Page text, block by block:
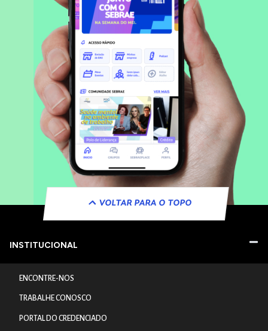
VOLTAR PARA O TOPO
INSTITUCIONAL
ENCONTRE-NOS
TRABALHE CONOSCO
PORTAL DO CREDENCIADO